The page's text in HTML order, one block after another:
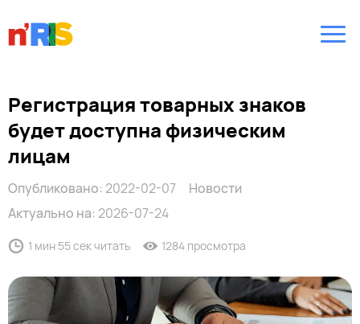
Регистрация товарных знаков
будет доступна физическим
лицам
Опубликовано: 2022-02-07
Актуально на: 2026-07-24
Новости
1 мин 55 сек читать 1284 просмотра